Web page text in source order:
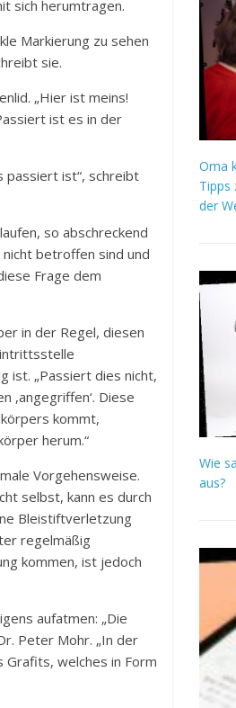
sich herumtragen.
Markierung zu sehen
sie.
„Hier ist meins!
ist es in der
passiert ist“, schreibt
so abschreckend
betroffen sind und
Frage dem
in der Regel, diesen
ist. „Passiert dies nicht,
,angegriffen‘. Diese
kommt,
herum.“
Vorgehensweise.
selbst, kann es durch
Bleistiftverletzung
regelmäßig
kommen, ist jedoch
aufatmen: „Die
Peter Mohr. „In der
Grafits, welches in Form
Oma
Tipps
der
Wie
aus?